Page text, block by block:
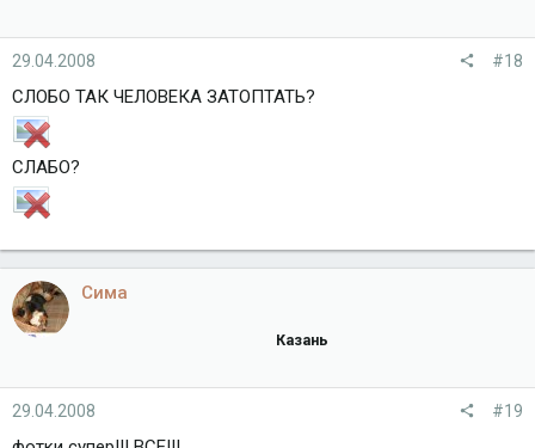
29.04.2008 #18
СЛОБО ТАК ЧЕЛОВЕКА ЗАТОПТАТЬ?
СЛАБО?
Сима
Казань
29.04.2008 #19